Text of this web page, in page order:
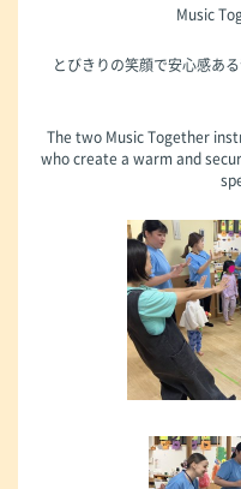
Music
とびきりの笑顔で安心感あ
The two Music Together
who create a warm and